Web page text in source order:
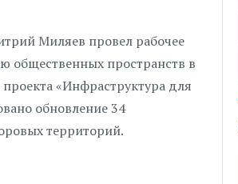
Миляев провел рабочее
общественных пространств в
«Инфраструктура для
обновление 34
территорий.